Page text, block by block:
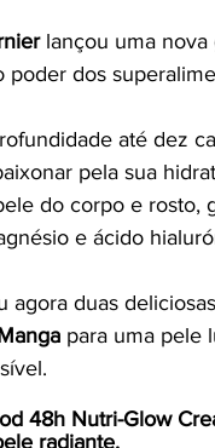
lançou uma nova
poder dos
até dez
pela sua
do corpo e rosto,
e ácido
agora duas
para uma pele
48h Nutri-Glow
radiante.